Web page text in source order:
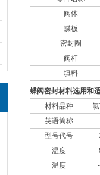
阀体
蝶板
密封圈
阀杆
填料
蝶阀密封材料选用和
材料品种
英语简称
型号代号
温度
温度